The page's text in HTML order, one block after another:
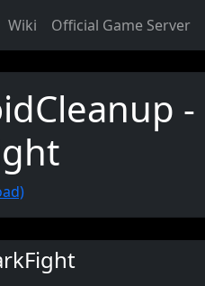
Wiki Official Game Server
-